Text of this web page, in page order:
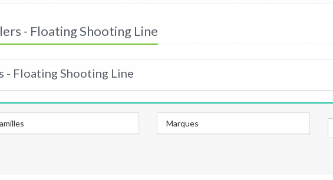
- Floating Shooting Line
- Floating Shooting Line
Marques